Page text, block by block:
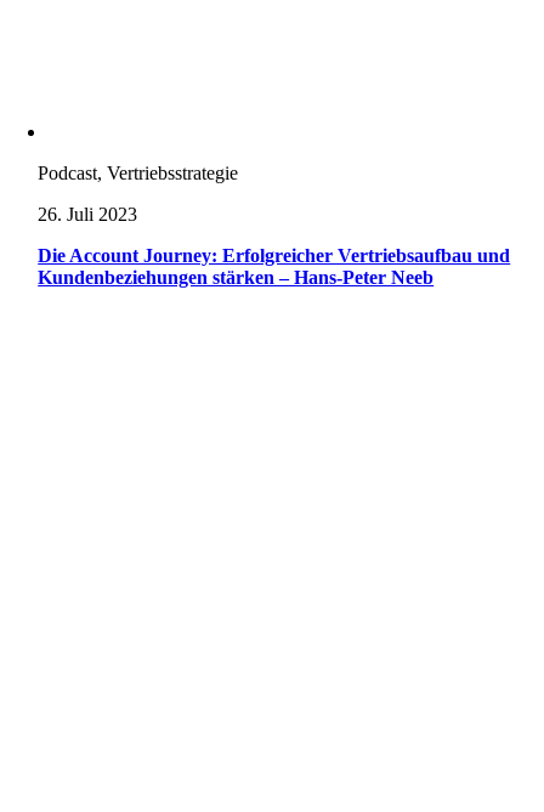
Podcast, Vertriebsstrategie
26. Juli 2023
Die Account Journey: Erfolgreicher Vertriebsaufbau und
Kundenbeziehungen stärken – Hans-Peter Neeb